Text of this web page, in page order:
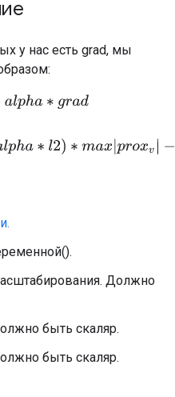
у нас есть grad, мы
pha∗gr ad
alpha∗l 2)∗ m ax|pro xv|−alp h a
Должно
быть скаляр.
быть скаляр.